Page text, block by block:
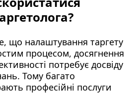
що налаштування таргету
процесом, досягнення
потребує досвіду
Тому багато
професійні послуги